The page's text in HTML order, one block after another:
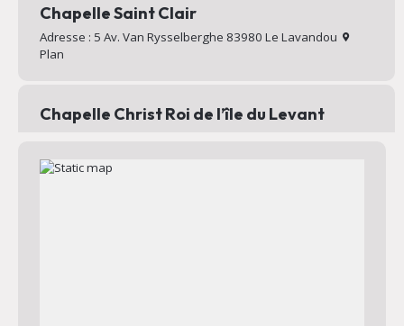
Chapelle Saint Clair
Adresse : 5 Av. Van Rysselberghe 83980 Le Lavandou
Plan
Chapelle Christ Roi de l’île du Levant